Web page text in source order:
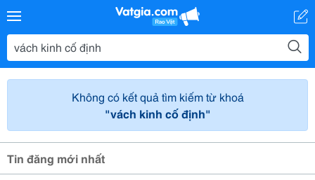
Không có kết quả tìm kiếm từ khoá
"vách kinh cố định"
Tin đăng mới nhất